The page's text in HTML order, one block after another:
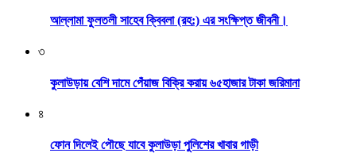
আল্লামা ফুলতলী সাহেব ক্বিবলা (রহ:) এর সংক্ষিপ্ত জীবনী।
৩
কুলাউড়ায় বেশি দামে পেঁয়াজ বিক্রি করায় ৬৫হাজার টাকা জরিমানা
৪
ফোন দিলেই পৌছে যাবে কুলাউড়া পুলিশের খাবার গাড়ী